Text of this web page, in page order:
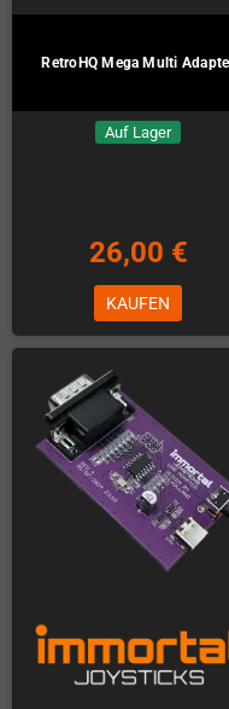
RetroHQ Mega Multi
Auf Lager
26,00 €
KAUFEN